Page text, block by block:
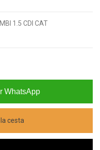
1.5 CDI CAT
WhatsApp
cesta